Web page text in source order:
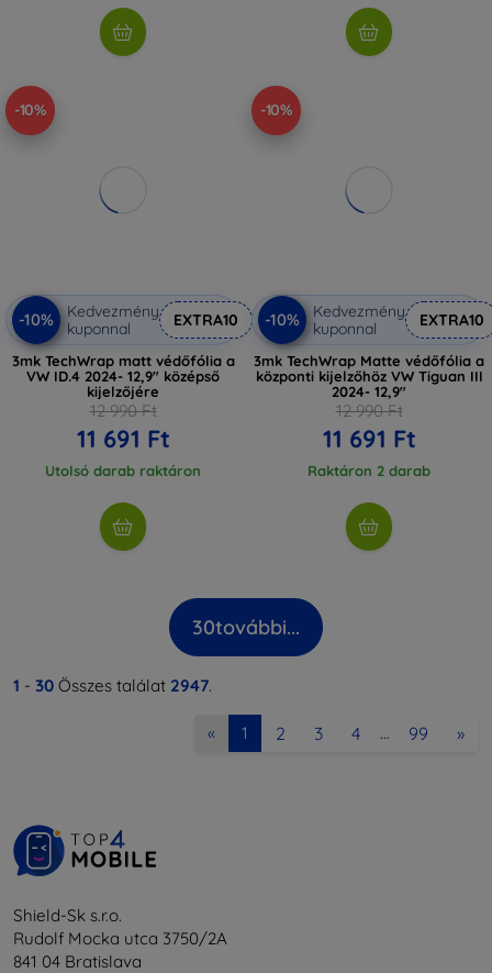
-10%
-10%
Kedvezmény
kuponnal
EXTRA10
3mk TechWrap matt védőfólia a
VW ID.4 2024- 12,9" középső
kijelzőjére
12 990 Ft
11 691 Ft
Utolsó darab raktáron
-10%
-10%
Kedvezmény
kuponnal
EXTRA10
3mk TechWrap Matte védőfólia a
központi kijelzőhöz VW Tiguan III
2024- 12,9"
12 990 Ft
11 691 Ft
Raktáron 2 darab
30további...
1 - 30 Összes találat 2947.
« 1 2 3 4 … 99 »
Shield-Sk s.r.o.
Rudolf Mocka utca 3750/2A
841 04 Bratislava